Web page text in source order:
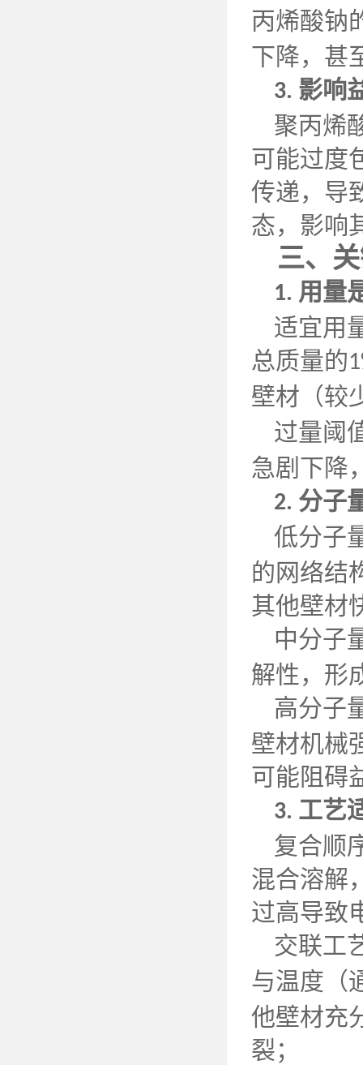
丙烯酸钠
下降，甚
3. 影响
聚丙烯
可能过度
传递，导
态，影响
三、
1. 用量
适宜用
总质量的
壁材（较
过量阈
急剧下降
2. 分子
低分子
的网络结
其他壁材
中分子
解性，形
高分子
壁材机械
可能阻碍
3. 工艺
复合顺
混合溶解
过高导致
交联工
与温度（
他壁材充
裂；